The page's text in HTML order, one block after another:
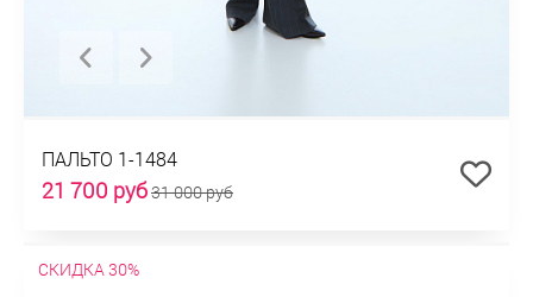
ПАЛЬТО 1-1484
21 700 руб31 000 руб
СКИДКА 30%